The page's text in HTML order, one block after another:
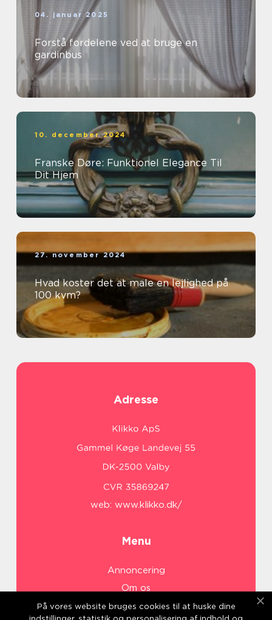
04. januar 2025
Forstå fordelene ved at bruge en
gardinbus
10. december 2024
Franske Døre: Funktionel Elegance Til
Dit Hjem
27. november 2024
Hvad koster det at male en lejlighed på
100 kvm?
Adresse
web: www.klikko.dk/
Menu
Annoncering
Om os
Cookies
På vores website bruges cookies til at huske dine